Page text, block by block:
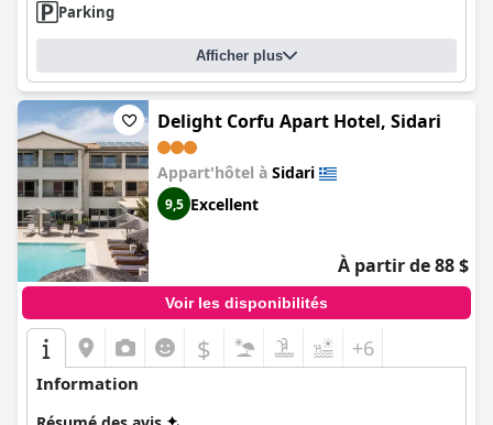
Parking
Afficher plus
Delight Corfu Apart Hotel, Sidari
Appart'hôtel à Sidari
9,5 Excellent
À partir de 88 $
Voir les disponibilités
$ +6
Information